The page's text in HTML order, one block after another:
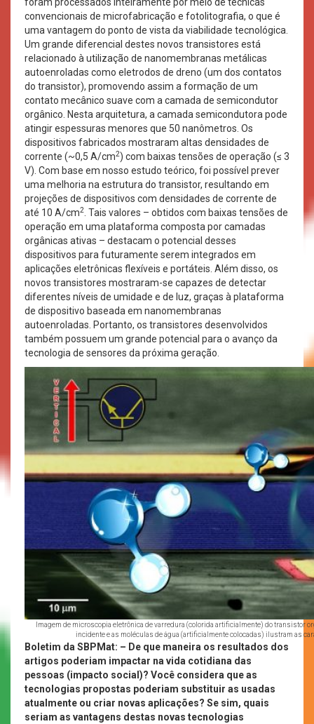
convencionais de microfabricação e fotolitografia, o que é
uma vantagem do ponto de vista da viabilidade tecnológica.
Um grande diferencial destes novos transistores está
relacionado à utilização de nanomembranas metálicas
autoenroladas como eletrodos de dreno (um dos contatos
do transistor), promovendo assim a formação de um
contato mecânico suave com a camada de semicondutor
orgânico. Nesta arquitetura, a camada semicondutora pode
atingir espessuras menores que 50 nanômetros. Os
dispositivos fabricados mostraram altas densidades de
corrente (~0,5 A/cm2) com baixas tensões de operação (≤ 3
V). Com base em nosso estudo teórico, foi possível prever
uma melhoria na estrutura do transistor, resultando em
projeções de dispositivos com densidades de corrente de
até 10 A/cm2 . Tais valores – obtidos com baixas tensões de
operação em uma plataforma composta por camadas
orgânicas ativas – destacam o potencial desses
dispositivos para futuramente serem integrados em
aplicações eletrônicas flexíveis e portáteis. Além disso, os
novos transistores mostraram-se capazes de detectar
diferentes níveis de umidade e de luz, graças à plataforma
de dispositivo baseada em nanomembranas
autoenroladas. Portanto, os transistores desenvolvidos
também possuem um grande potencial para o avanço da
tecnologia de sensores da próxima geração.
Imagem de microscopia eletrônica de varredura (colorida artificialmente) do transistor
incidente e as moléculas de água (artificialmente colocadas) ilustram as
Boletim da SBPMat: – De que maneira os resultados dos
artigos poderiam impactar na vida cotidiana das
pessoas (impacto social)? Você considera que as
tecnologias propostas poderiam substituir as usadas
atualmente ou criar novas aplicações? Se sim, quais
seriam as vantagens destas novas tecnologias